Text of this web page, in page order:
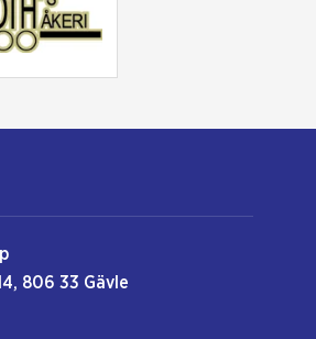
806 33 Gävle